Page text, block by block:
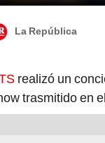
La República
realizó un
trasmitido en